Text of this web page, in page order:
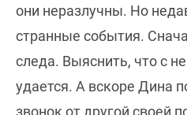
они неразлучны. Но
странные события.
следа. Выяснить, что с
удается. А вскоре Дина
звонок от другой своей